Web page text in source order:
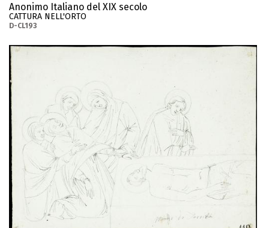
Anonimo Italiano del XIX secolo
CATTURA NELL'ORTO
D-CL193